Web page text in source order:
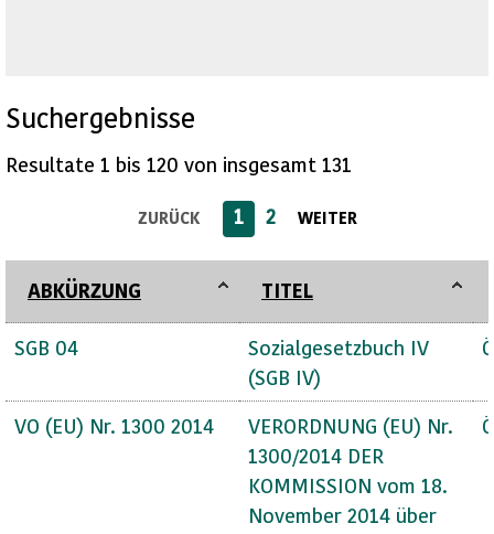
Suchergebnisse
Resultate 1 bis 120 von insgesamt 131
ZURÜCK 1 2 WEITER
ABKÜRZUNG TITEL
SGB 04
Sozialgesetzbuch IV
(SGB IV)
VO (EU) Nr. 1300 2014
VERORDNUNG (EU) Nr.
1300/2014 DER
KOMMISSION vom 18.
November 2014 über